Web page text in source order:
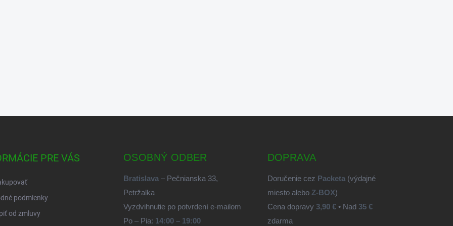
PRE VÁS
podmienky
od zmluvy
OSOBNÝ ODBER
Bratislava – Pečnianska 33,
Petržalka
Vyzdvihnutie po potvrdení e-mailom
Po – Pia: 14:00 – 19:00
DOPRAVA
Doručenie cez Packeta(výdajné
miesto alebo Z-BOX)
Cena dopravy 3,90 €• Nad 35 €
zdarma